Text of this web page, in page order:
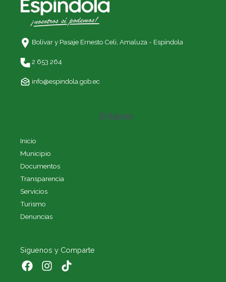
Bolívar y Pasaje Ernesto Celi, Amaluza - Espíndola
2 653 264
info@espindola.gob.ec
Enlaces
Inicio
Municipio
Documentos
Transparencia
Servicios
Turismo
Denuncias
Siguenos y Comparte